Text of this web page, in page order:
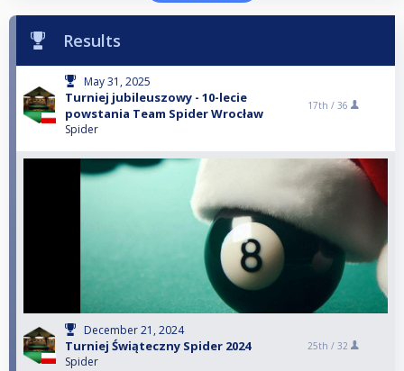
Results
May 31, 2025
Turniej jubileuszowy - 10-lecie
powstania Team Spider Wrocław
Spider
17th / 36
December 21, 2024
Turniej Świąteczny Spider 2024
Spider
25th / 32